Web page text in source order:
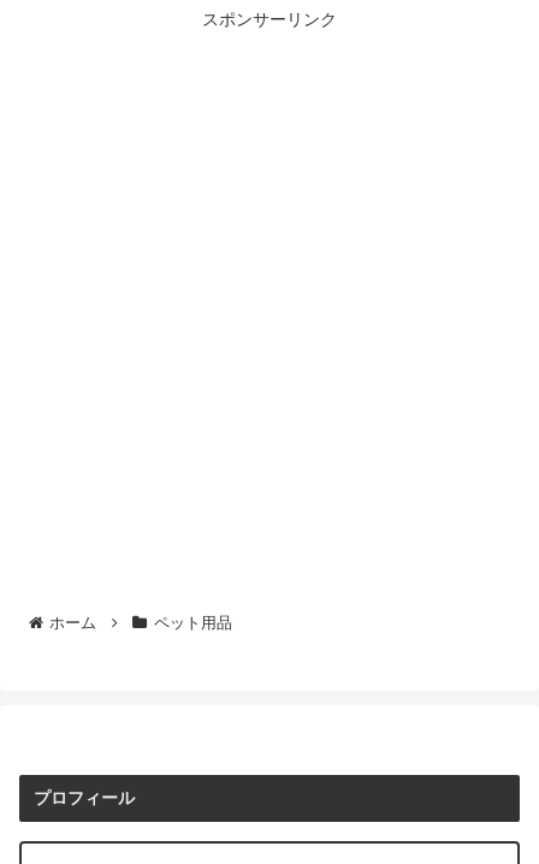
スポンサーリンク
ホーム ペット用品
プロフィール